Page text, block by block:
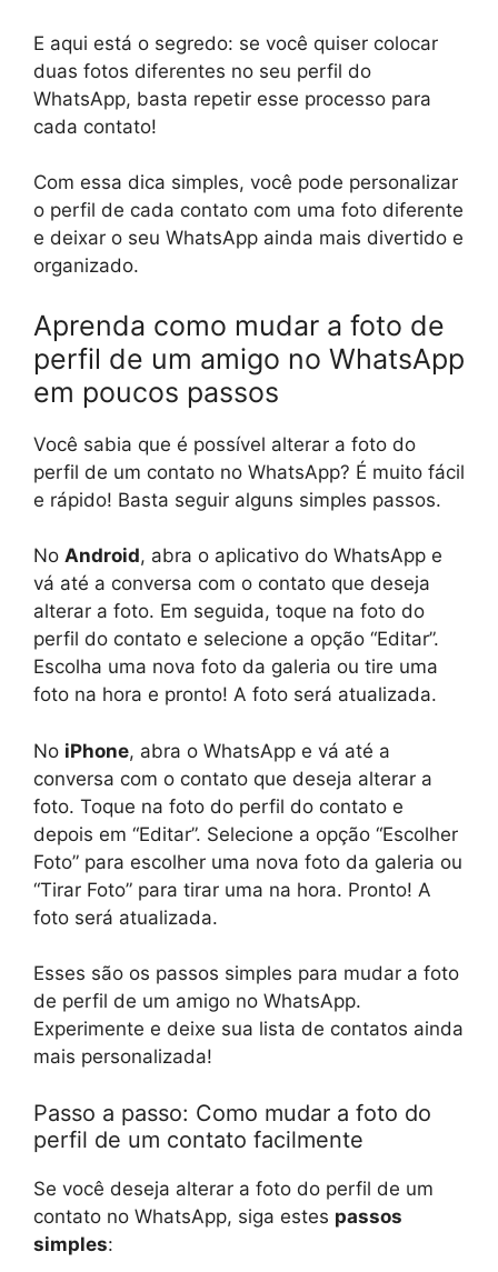
E aqui está o segredo: se você quiser colocar
duas fotos diferentes no seu perfil do
WhatsApp, basta repetir esse processo para
cada contato!
Com essa dica simples, você pode personalizar
o perfil de cada contato com uma foto diferente
e deixar o seu WhatsApp ainda mais divertido e
organizado.
Aprenda como mudar a foto de
perfil de um amigo no WhatsApp
em poucos passos
Você sabia que é possível alterar a foto do
perfil de um contato no WhatsApp? É muito fácil
e rápido! Basta seguir alguns simples passos.
No Android, abra o aplicativo do WhatsApp e
vá até a conversa com o contato que deseja
alterar a foto. Em seguida, toque na foto do
perfil do contato e selecione a opção “Editar”.
Escolha uma nova foto da galeria ou tire uma
foto na hora e pronto! A foto será atualizada.
No iPhone, abra o WhatsApp e vá até a
conversa com o contato que deseja alterar a
foto. Toque na foto do perfil do contato e
depois em “Editar”. Selecione a opção “Escolher
Foto” para escolher uma nova foto da galeria ou
“Tirar Foto” para tirar uma na hora. Pronto! A
foto será atualizada.
Esses são os passos simples para mudar a foto
de perfil de um amigo no WhatsApp.
Experimente e deixe sua lista de contatos ainda
mais personalizada!
Passo a passo: Como mudar a foto do
perfil de um contato facilmente
Se você deseja alterar a foto do perfil de um
contato no WhatsApp, siga estes passos
simples: